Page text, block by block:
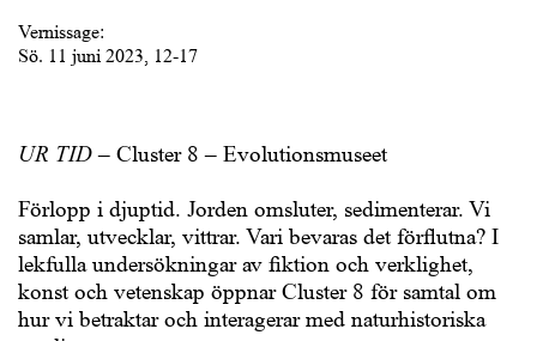
Vernissage:
Sö. 11 juni 2023, 12-17
UR TID– Cluster 8 – Evolutionsmuseet
Förlopp i djuptid. Jorden omsluter, sedimenterar. Vi
samlar, utvecklar, vittrar. Vari bevaras det förflutna? I
lekfulla undersökningar av fiktion och verklighet,
konst och vetenskap öppnar Cluster 8 för samtal om
hur vi betraktar och interagerar med naturhistoriska